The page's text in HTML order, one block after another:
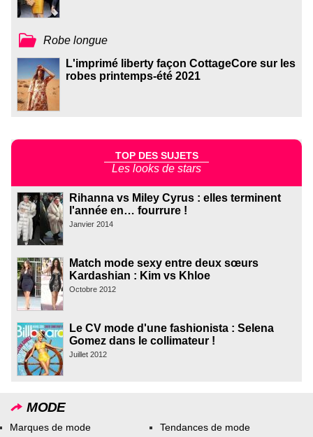
Robe longue
L'imprimé liberty façon CottageCore sur les
robes printemps-été 2021
TOP DES SUJETS
Les looks de stars
Rihanna vs Miley Cyrus : elles terminent
l'année en… fourrure !
Janvier 2014
Match mode sexy entre deux sœurs
Kardashian : Kim vs Khloe
Octobre 2012
Le CV mode d'une fashionista : Selena
Gomez dans le collimateur !
Juillet 2012
MODE
Marques de mode Tendances de mode